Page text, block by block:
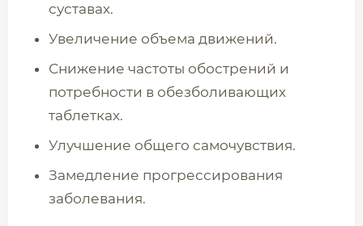
суставах.
Увеличение объема движений.
Снижение частоты обострений и
потребности в обезболивающих
таблетках.
Улучшение общего самочувствия.
Замедление прогрессирования
заболевания.